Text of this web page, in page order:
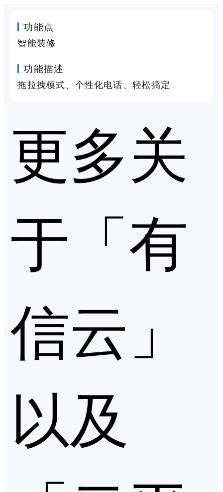
功能点
智能装修
功能描述
拖拉拽模式、个性化电话、轻松搞定
更多关
于「有
信云」
以及